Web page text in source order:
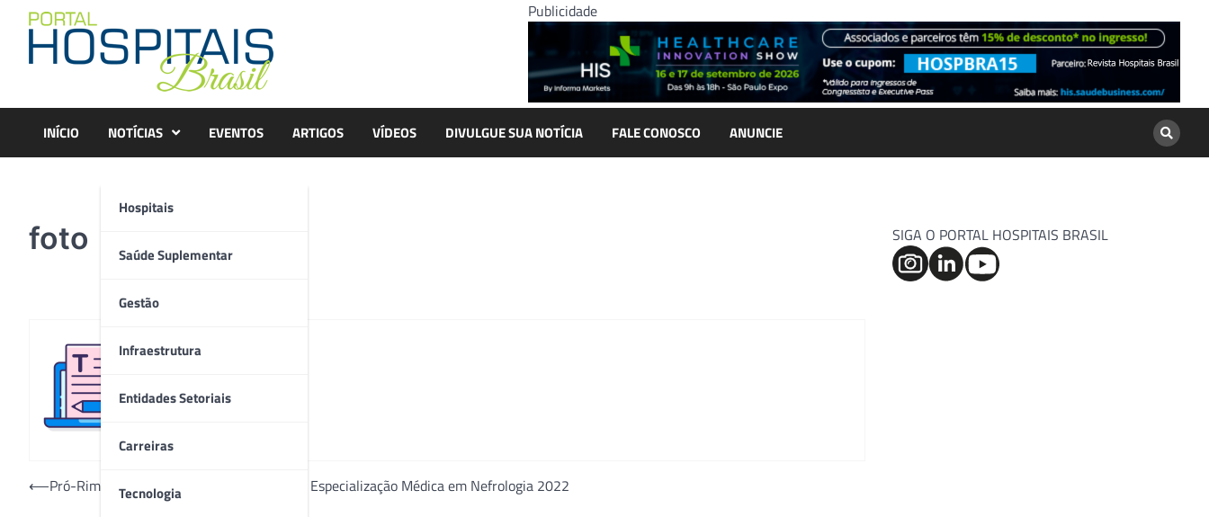
content
Publicidade
INÍCIO NOTÍCIAS
Hospitais
Saúde Suplementar
Gestão
Infraestrutura
Entidades Setoriais
Carreiras
Tecnologia
EVENTOS ARTIGOS VÍDEOS DIVULGUE SUA NOTÍCIA FALE CONOSCO ANUNCIE
foto
Navegação
⟵Pró-Rim abre inscrições para Programa de Especialização Médica em Nefrologia 2022
SIGA O PORTAL HOSPITAIS BRASIL